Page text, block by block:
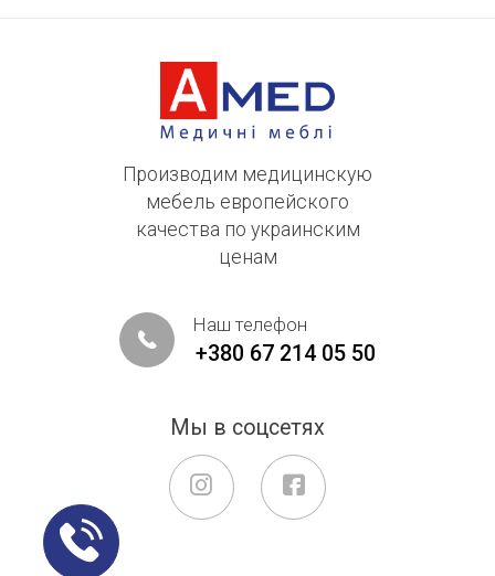
Производим медицинскую
мебель европейского
качества по украинским
ценам
Наш телефон
+380 67 214 05 50
Мы в соцсетях